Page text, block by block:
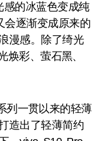
感的冰蓝色变成纯
会逐渐变成原来的
漫感。除了绮光
焕彩、萤石黑、
一贯以来的轻薄
造出了轻薄简约